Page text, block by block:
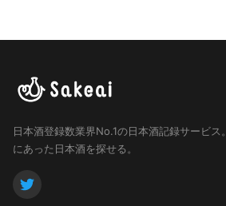
日本酒登録数業界No.1の日本酒記録サービス。
にあった日本酒を探せる。